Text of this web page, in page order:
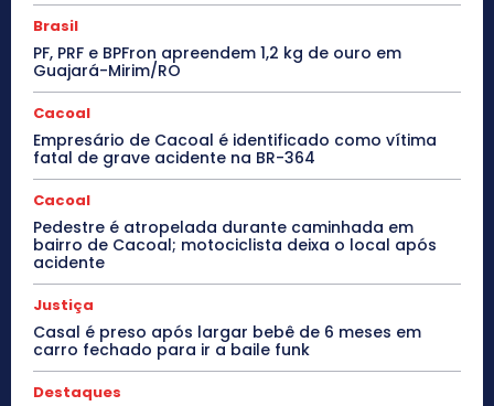
Brasil
PF, PRF e BPFron apreendem 1,2 kg de ouro em
Guajará-Mirim/RO
Cacoal
Empresário de Cacoal é identificado como vítima
fatal de grave acidente na BR-364
Cacoal
Pedestre é atropelada durante caminhada em
bairro de Cacoal; motociclista deixa o local após
acidente
Justiça
Casal é preso após largar bebê de 6 meses em
carro fechado para ir a baile funk
Destaques